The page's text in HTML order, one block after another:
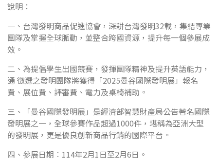
說明：
一、台灣發明商品促進協會，深耕台灣發明32載，集結專業
團隊及掌握全球脈動，並整合跨國資源，提升每一個參展成
效。
二、為提倡學生出國競賽，發揮團隊精神及提升英語能力，
通 徵選之發明團隊將獲得「2025曼谷國際發明展」報名
費、展位費、評審費、電力及桌椅補助。
三、「曼谷國際發明展」是經濟部智慧財產局公告著名國際
發明展之一，全球參賽作品超過1000件，堪稱為亞洲大型
的發明展，更是優良創新商品行銷的國際平台。
四、參展日期︰114年2月1日至2月6日。